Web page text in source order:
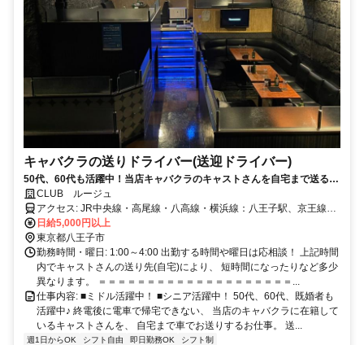
キャバクラの送りドライバー(送迎ドライバー)
50代、60代も活躍中！当店キャバクラのキャストさんを自宅まで送る仕
事！❤
CLUB ルージュ
アクセス: JR中央線・高尾線・八高線・横浜線：八王子駅、京王線：
京王八王子駅、各駅スグ！
日給5,000円以上
東京都八王子市
勤務時間・曜日: 1:00～4:00 出勤する時間や曜日は応相談！ 上記時間
内でキャストさんの送り先(自宅)により、 短時間になったりなど多少
異なります。 ＝＝＝＝＝＝＝＝＝＝＝＝＝＝＝＝＝＝＝＝...
仕事内容: ■ミドル活躍中！ ■シニア活躍中！ 50代、60代、既婚者も
活躍中♪ 終電後に電車で帰宅できない、 当店のキャバクラに在籍して
いるキャストさんを、 自宅まで車でお送りするお仕事。 送...
週1日からOK シフト自由 即日勤務OK シフト制